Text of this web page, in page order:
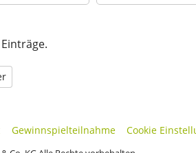
Gewinnspielteilnahme Cookie